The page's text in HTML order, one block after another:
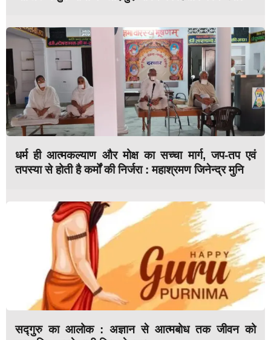
धर्म ही आत्मकल्याण और मोक्ष का सच्चा मार्ग, जप-तप एवं
तपस्या से होती है कर्मों की निर्जरा : महाश्रमण जिनेन्द्र मुनि
सद्गुरु का आलोक : अज्ञान से आत्मबोध तक जीवन को